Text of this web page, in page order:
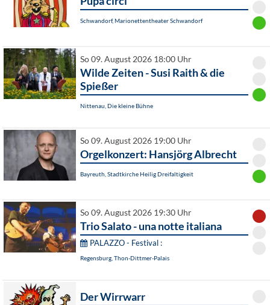
Schwandorf, Marionettentheater Schwandorf
So 09. August 2026 18:00 Uhr
Wilde Zeiten - Susi Raith & die
Spießer
Nittenau, Die kleine Bühne
So 09. August 2026 19:00 Uhr
Orgelkonzert: Hansjörg Albrecht
Bayreuth, Stadtkirche Heilig Dreifaltigkeit
So 09. August 2026 19:30 Uhr
Trio Salato - una notte italiana
PALAZZO - Festival :
Regensburg, Thon-Dittmer-Palais
Der Wirrwarr